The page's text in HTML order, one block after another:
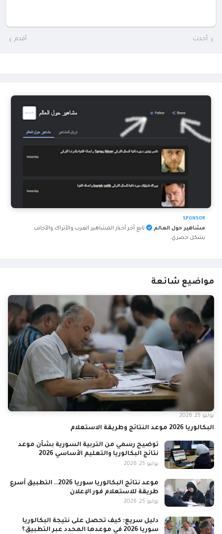
أحدث أقدم
SPONSOR
مشاهير حول العالم
تابع آخر أخبار المشاهير العرب والأتراك والأجانب
بشكل حصري.
مواضيع شائعة
البكالوريا 2026 موعد النتائج وطريقة الاستعلام
يوليو 25, 2026
توضيح رسمي من التربية السورية بشأن موعد
نتائج البكالوريا والتعليم الأساسي 2026
يوليو 25, 2026
موعد نتائج البكالوريا سوريا 2026.. التطبيق أسرع
طريقة للاستعلام فور الإعلان
يوليو 25, 2026
دليل سريع: كيف تحصل على نتيجة البكالوريا
سوريا 2026 في موعدها المحدد عبر التطبيق؟